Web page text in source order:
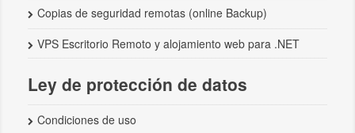
Copias de seguridad remotas (online Backup)
VPS Escritorio Remoto y alojamiento web para .NET
Ley de protección de datos
Condiciones de uso